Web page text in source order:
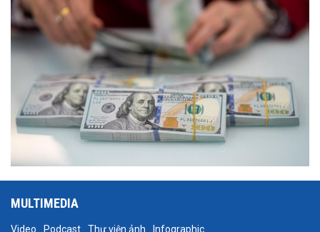
MULTIMEDIA
Video Podcast Thư viện ảnh Infographic